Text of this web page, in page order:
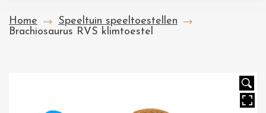
Home
Speeltuin speeltoestellen
Brachiosaurus RVS klimtoestel